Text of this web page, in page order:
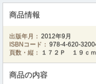
商品情報
出版年月： 2012年9月
ISBNコード： 978-4-620-
頁数・縦：
１７２Ｐ １９ｃｍ
商品の内容